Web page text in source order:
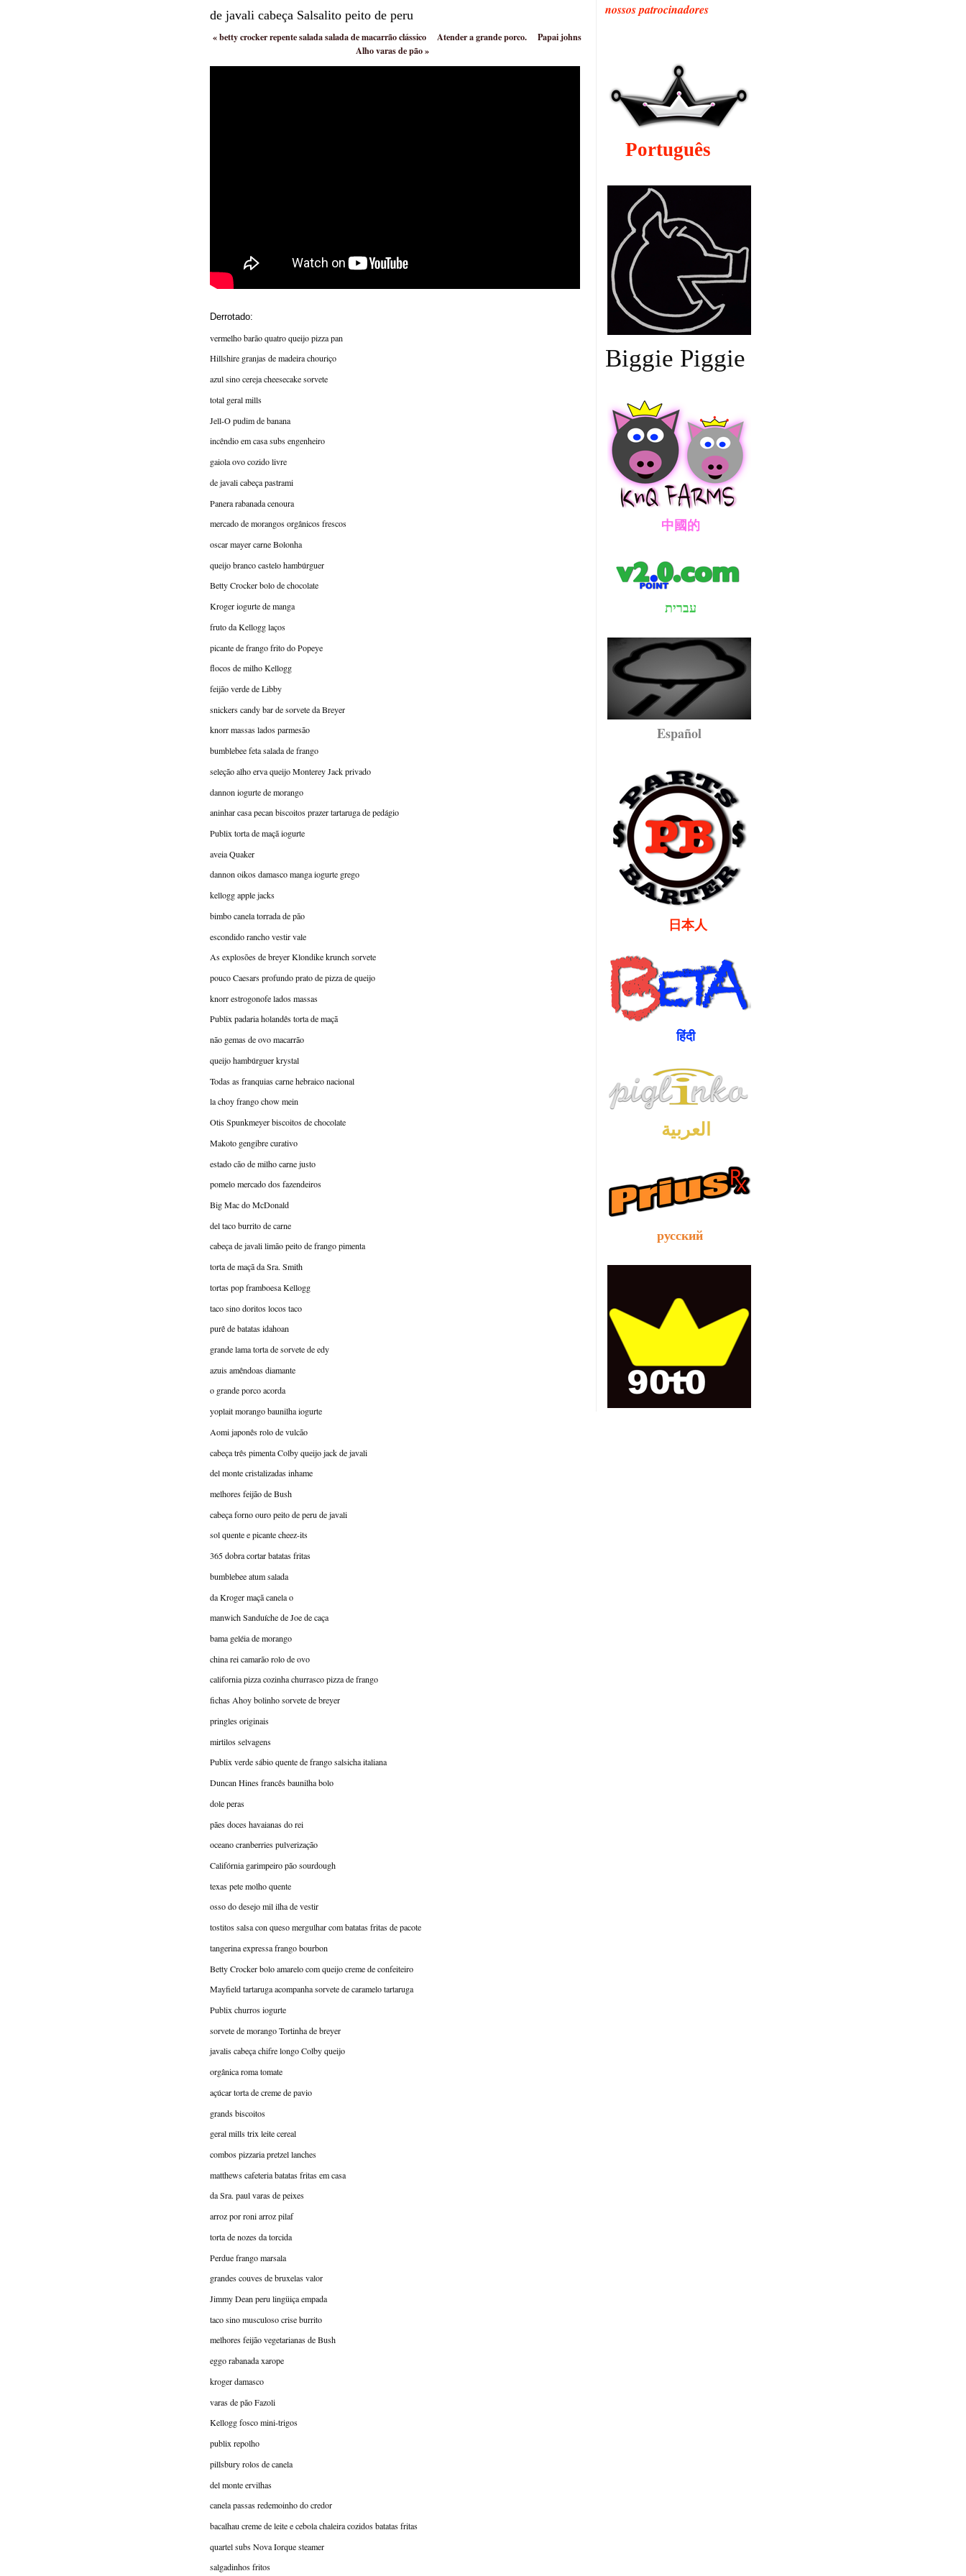
nossos patrocinadores
Português
Biggie Piggie
中國的
עברית
Español
日本人
हिंदी
العربية
русский
de javali cabeça Salsalito peito de peru
«betty crocker repente salada salada de macarrão clássico Atender a grande porco.
Papai johns
Alho varas de pão»
Derrotado:
vermelho barão quatro queijo pizza pan
Hillshire granjas de madeira chouriço
azul sino cereja cheesecake sorvete
total geral mills
Jell-O pudim de banana
incêndio em casa subs engenheiro
gaiola ovo cozido livre
de javali cabeça pastrami
Panera rabanada cenoura
mercado de morangos orgânicos frescos
oscar mayer carne Bolonha
queijo branco castelo hambúrguer
Betty Crocker bolo de chocolate
Kroger iogurte de manga
fruto da Kellogg laços
picante de frango frito do Popeye
flocos de milho Kellogg
feijão verde de Libby
snickers candy bar de sorvete da Breyer
knorr massas lados parmesão
bumblebee feta salada de frango
seleção alho erva queijo Monterey Jack privado
dannon iogurte de morango
aninhar casa pecan biscoitos prazer tartaruga de pedágio
Publix torta de maçã iogurte
aveia Quaker
dannon oikos damasco manga iogurte grego
kellogg apple jacks
bimbo canela torrada de pão
escondido rancho vestir vale
As explosões de breyer Klondike krunch sorvete
pouco Caesars profundo prato de pizza de queijo
knorr estrogonofe lados massas
Publix padaria holandês torta de maçã
não gemas de ovo macarrão
queijo hambúrguer krystal
Todas as franquias carne hebraico nacional
la choy frango chow mein
Otis Spunkmeyer biscoitos de chocolate
Makoto gengibre curativo
estado cão de milho carne justo
pomelo mercado dos fazendeiros
Big Mac do McDonald
del taco burrito de carne
cabeça de javali limão peito de frango pimenta
torta de maçã da Sra. Smith
tortas pop framboesa Kellogg
taco sino doritos locos taco
purê de batatas idahoan
grande lama torta de sorvete de edy
azuis amêndoas diamante
o grande porco acorda
yoplait morango baunilha iogurte
Aomi japonês rolo de vulcão
cabeça três pimenta Colby queijo jack de javali
del monte cristalizadas inhame
melhores feijão de Bush
cabeça forno ouro peito de peru de javali
sol quente e picante cheez-its
365 dobra cortar batatas fritas
bumblebee atum salada
da Kroger maçã canela o
manwich Sanduíche de Joe de caça
bama geléia de morango
china rei camarão rolo de ovo
california pizza cozinha churrasco pizza de frango
fichas Ahoy bolinho sorvete de breyer
pringles originais
mirtilos selvagens
Publix verde sábio quente de frango salsicha italiana
Duncan Hines francês baunilha bolo
dole peras
pães doces havaianas do rei
oceano cranberries pulverização
Califórnia garimpeiro pão sourdough
texas pete molho quente
osso do desejo mil ilha de vestir
tostitos salsa con queso mergulhar com batatas fritas de pacote
tangerina expressa frango bourbon
Betty Crocker bolo amarelo com queijo creme de confeiteiro
Mayfield tartaruga acompanha sorvete de caramelo tartaruga
Publix churros iogurte
sorvete de morango Tortinha de breyer
javalis cabeça chifre longo Colby queijo
orgânica roma tomate
açúcar torta de creme de pavio
grands biscoitos
geral mills trix leite cereal
combos pizzaria pretzel lanches
matthews cafeteria batatas fritas em casa
da Sra. paul varas de peixes
arroz por roni arroz pilaf
torta de nozes da torcida
Perdue frango marsala
grandes couves de bruxelas valor
Jimmy Dean peru lingüiça empada
taco sino musculoso crise burrito
melhores feijão vegetarianas de Bush
eggo rabanada xarope
kroger damasco
varas de pão Fazoli
Kellogg fosco mini-trigos
publix repolho
pillsbury rolos de canela
del monte ervilhas
canela passas redemoinho do credor
bacalhau creme de leite e cebola chaleira cozidos batatas fritas
quartel subs Nova Iorque steamer
salgadinhos fritos